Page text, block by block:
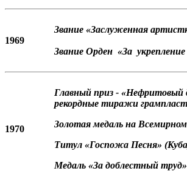
1969
Звание «Заслуженная
Звание Орден «За
1970
Главный приз -
рекордные тиражи
Золотая медаль на
Титул «Госпожа Песня»
Медаль «За доблестный труд»